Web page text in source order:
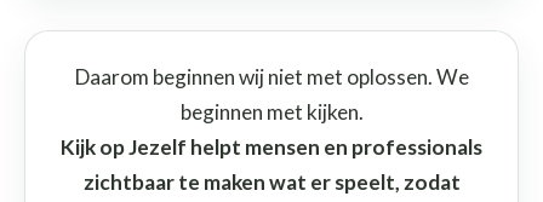
Daarom beginnen wij niet met oplossen. We
beginnen met kijken.
Kijk op Jezelf helpt mensen en professionals
zichtbaar te maken wat er speelt, zodat